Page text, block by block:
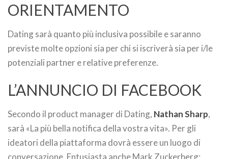
ORIENTAMENTO
Dating sarà quanto più inclusiva possibile e saranno
previste molte opzioni sia per chi si iscriverà sia per i/le
potenziali partner e relative preferenze.
L’ANNUNCIO DI FACEBOOK
Secondo il product manager di Dating, Nathan Sharp,
sarà «La più bella notifica della vostra vita». Per gli
ideatori della piattaforma dovrà essere un luogo di
conversazione. Entusiasta anche Mark Zuckerberg: